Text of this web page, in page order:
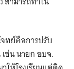
ทย์คือการปรับ
ช่น นายก อบจ.